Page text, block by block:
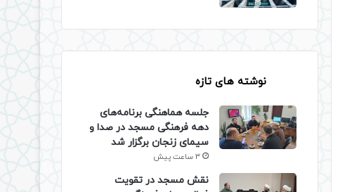
نوشته های تازه
جلسه هماهنگی برنامه‌های
دهه فرهنگی مسجد در صدا و
سیمای زنجان برگزار شد
3 ساعت پیش
نقش مسجد در تقویت